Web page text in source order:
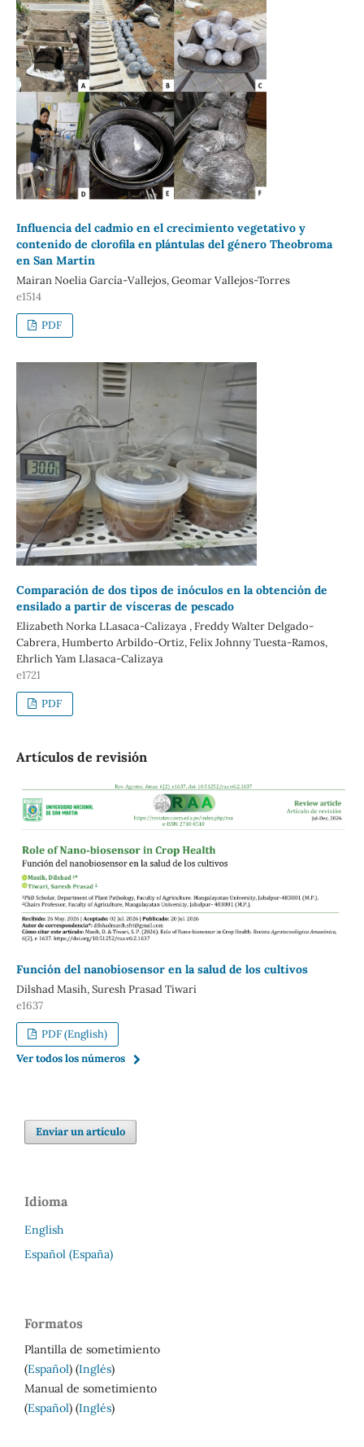
Influencia del cadmio en el crecimiento vegetativo y
contenido de clorofila en plántulas del género Theobroma
en San Martín
Mairan Noelia García-Vallejos, Geomar Vallejos-Torres
e1514
PDF
Comparación de dos tipos de inóculos en la obtención de
ensilado a partir de vísceras de pescado
Elizabeth Norka LLasaca-Calizaya , Freddy Walter Delgado-
Cabrera, Humberto Arbildo-Ortiz, Felix Johnny Tuesta-Ramos,
Ehrlich Yam Llasaca-Calizaya
e1721
PDF
Artículos de revisión
Función del nanobiosensor en la salud de los cultivos
Dilshad Masih, Suresh Prasad Tiwari
e1637
PDF (English)
Ver todos los números
Enviar un artículo
Idioma
English
Español (España)
Formatos
Plantilla de sometimiento
(Español) (Inglés)
Manual de sometimiento
(Español) (Inglés)